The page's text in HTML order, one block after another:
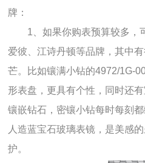
牌：
1、如果你购表预算较多，可
爱彼、江诗丹顿等品牌，其中
芒。比如镶满小钻的4972/1G-
形表盘，更具有个性，同时还
镶嵌钻石，密镶小钻每时每刻
人造蓝宝石玻璃表镜，是美感
护。